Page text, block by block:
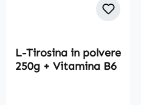
L-Tirosina in polvere
250g + Vitamina B6